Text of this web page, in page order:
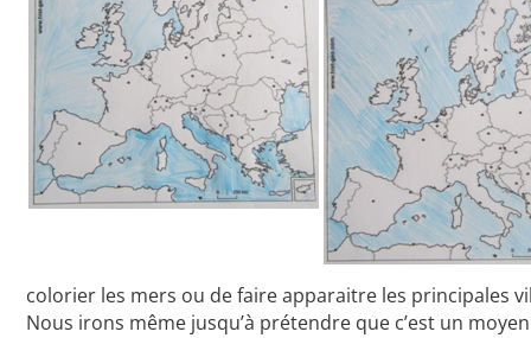
colorier les mers ou de faire apparaitre les principales
Nous irons même jusqu’à prétendre que c’est un